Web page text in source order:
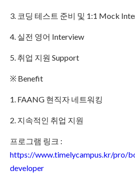
3. 코딩 테스트 준비 및 1:1 Mock
4. 실전 영어 Interview
5. 취업 지원 Support
※ Benefit
1. FAANG 현직자 네트워킹
2. 지속적인 취업 지원
프로그램 링크 :
https://www.timelycampus.kr/pro/
developer